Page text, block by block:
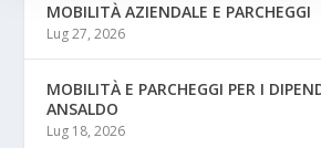
MOBILITÀ AZIENDALE E PARCHEGGI
Lug 27, 2026
MOBILITÀ E PARCHEGGI PER I
ANSALDO
Lug 18, 2026